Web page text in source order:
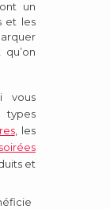
un
et les
vous
, les
soirées
et